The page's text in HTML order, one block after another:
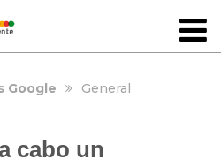
Google General
cabo un